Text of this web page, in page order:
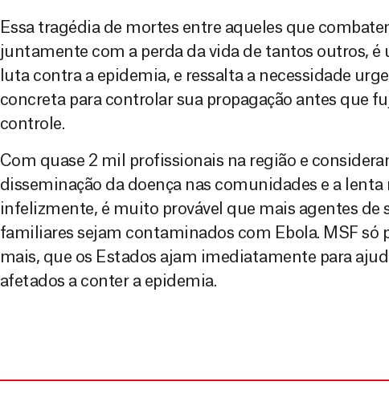
Essa tragédia de mortes entre aqueles que
juntamente com a perda da vida de tantos outros, é
luta contra a epidemia, e ressalta a necessidade
concreta para controlar sua propagação antes que
controle.
Com quase 2 mil profissionais na região e
disseminação da doença nas comunidades e a
infelizmente, é muito provável que mais agentes de
familiares sejam contaminados com Ebola. MSF só
mais, que os Estados ajam imediatamente para
afetados a conter a epidemia.